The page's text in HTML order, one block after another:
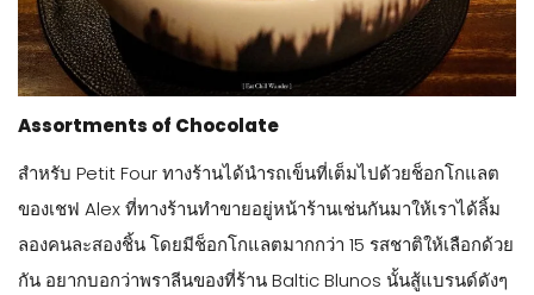
Assortments of Chocolate
สำหรับ Petit Four ทางร้านได้นำรถเข็นที่เต็มไปด้วยช็อกโกแลต
ของเชฟ Alex ที่ทางร้านทำขายอยู่หน้าร้านเช่นกันมาให้เราได้ลิ้ม
ลองคนละสองชิ้น โดยมีช็อกโกแลตมากกว่า 15 รสชาติให้เลือกด้วย
กัน อยากบอกว่าพราลีนของที่ร้าน Baltic Blunos นั้นสู้แบรนด์ดังๆ